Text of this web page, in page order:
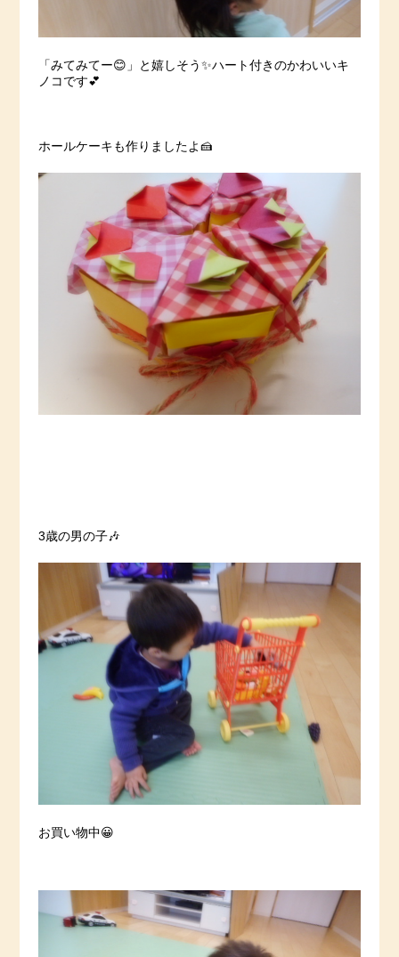
「みてみてー😊」と嬉しそう✨ハート付きのかわいいキ
ノコです💕
ホールケーキも作りましたよ🍰
3歳の男の子🎶
お買い物中😀